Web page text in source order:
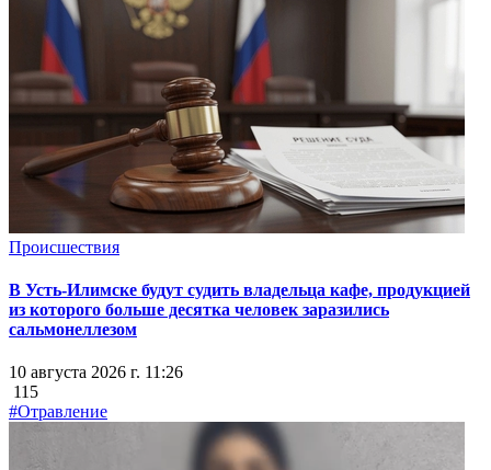
Происшествия
В Усть-Илимске будут судить владельца кафе, продукцией
из которого больше десятка человек заразились
сальмонеллезом
10 августа 2026 г. 11:26
115
#Отравление